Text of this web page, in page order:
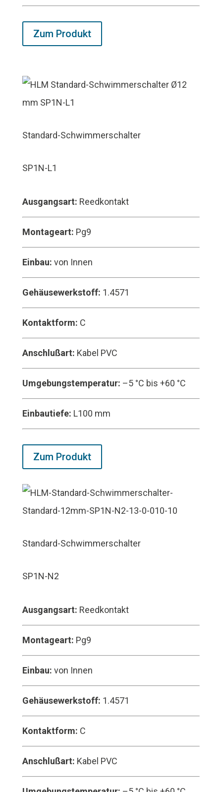
Zum Produkt
Standard-Schwimmerschalter
SP1N-L1
Ausgangsart: Reedkontakt
Montageart: Pg9
Einbau: von Innen
Gehäusewerkstoff: 1.4571
Kontaktform: C
Anschlußart: Kabel PVC
Umgebungstemperatur: –5 °C bis +60 °C
Einbautiefe: L100 mm
Zum Produkt
Standard-Schwimmerschalter
SP1N-N2
Ausgangsart: Reedkontakt
Montageart: Pg9
Einbau: von Innen
Gehäusewerkstoff: 1.4571
Kontaktform: C
Anschlußart: Kabel PVC